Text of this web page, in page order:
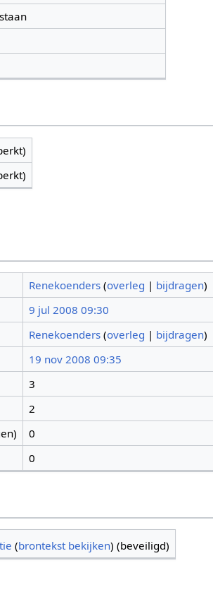
Renekoenders (overleg | bijdragen)
9 jul 2008 09:30
Renekoenders (overleg | bijdragen)
19 nov 2008 09:35
3
2
0
0
(brontekst bekijken) (beveiligd)